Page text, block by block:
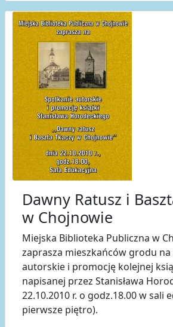
Dawny Ratusz i
w Chojnowie
Miejska Biblioteka Publiczna w
zaprasza mieszkańców grodu
autorskie i promocję kolejnej
napisanej przez Stanisława
22.10.2010 r. o godz.18.00 w sali
pierwsze piętro).